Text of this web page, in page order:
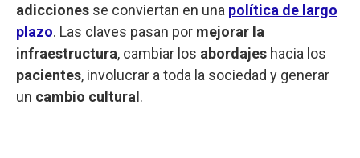
adicciones se conviertan en una política de largo
plazo. Las claves pasan por mejorar la
infraestructura, cambiar los abordajes hacia los
pacientes, involucrar a toda la sociedad y generar
un cambio cultural .